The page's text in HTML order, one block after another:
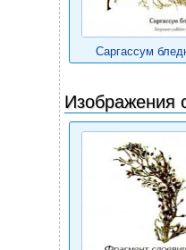
Саргассум
Изображения